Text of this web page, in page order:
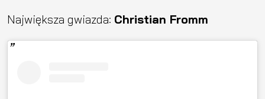
Największa gwiazda: Christian Fromm